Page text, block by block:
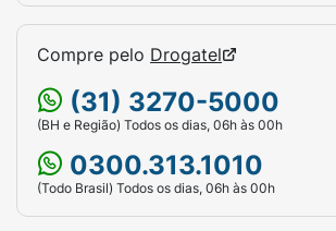
Compre pelo Drogatel
(31) 3270-5000
(BH e Região) Todos os dias, 06h às 00h
0300.313.1010
(Todo Brasil) Todos os dias, 06h às 00h